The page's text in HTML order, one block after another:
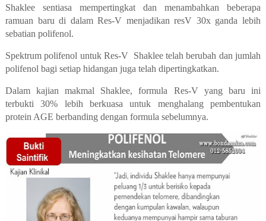
Shaklee sentiasa mempertingkat dan menambahkan beberapa
ramuan baru di dalam Res-V menjadikan resV 30x ganda lebih
sebatian polifenol.
Spektrum polifenol untuk Res-V Shaklee telah berubah dan jumlah
polifenol bagi setiap hidangan juga telah dipertingkatkan.
Dalam kajian makmal Shaklee, formula Res-V yang baru ini
terbukti 30% lebih berkuasa untuk menghalang pembentukan
protein AGE berbanding dengan formula sebelumnya.